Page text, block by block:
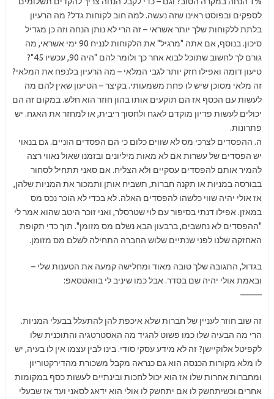
לספקים ובפוסט ראינו שזה נעשה. למה חוב לקוחות גדל? מה הרעיון
בלתת ללקוחות שלך יותר אשראי – זה הרי לא נותן הנחה וזה כן מגדיל
סיכון. בנוסף, אם אתה "מרגיל" את הלקוחות לנניח 90 ימי אשראי, מה
גורם לך לחשוב שתוכל לבוא אחר כך ולומר להם "היה 90, עכשיו 45"?
טיעון דומה ואפילו חזק יותר לגבי המלאי – מה הרעיון בלנפח את המלאי?
זה מלאי מסוכן שיש לו פחת משמעותי. בקיצר – הטיעון שאין להם מה
לעשות עם הכסף אז הם תוקעים אותו בהון חוזר הוא חלש. במקום זה הם
יכולים לעשות פדיון מוקדם לאגח ולחסוך ריבית, או למחזר את האגח. יש
פתרונות.
ה. ההפסדים לצרכי מס לא שווים כלום כי הם הפסדים הוניים. גם בנאוי
יש הפסדים של עשרות אם לא מאות מיליונים ובזמנו שאול נאווי רצה
להמיר אותם להפסדים עסקיים ולא הצליח. אם סאני תתחיל לסחור
בבורסה במניות או תקנה חברות, תשביח אותן ותמכור את המניות שלהן,
אז אולי יהיה שווי כלשהו להפסדים האלה. לא בכדי לא הוכר נכס מס
במאזן. אפילו דנתי בסיפור עם לוי שטרסלר, ואני זוכר היטב שהוא אמר לי
"ההפסדים לא נחשבים, ברבעון הבא נשלם מס מזומן". תוך כדי תקופת
האחזקה שלנו לפני שנתיים שלוש החברה התחילה לשלם מס מזומן.
בגדול, התגובה שלך טובה מאוד ומחלישה קמעה את הטענות שלי –
ובאמת אולי יהיה שם בסדר. אבל כמו שיניב לי בוואטסאפ:
——–
זה שוב חוזר לעניין של חברות שלא איכפת להן להתעלל בבעלי המניות.
הרי מה הבעיה שלו כמו פשוט להגיד מה האסטרטגיה והתוכנית שלו
לקפיטל אלוקיישן? זה לא מידע עסקי סודי. בינו לבין עצמו אין לו בעיה, יש
לו מלא מקורות הכנסה הוא גם כנראה מקבל משכורת מהדירקטוריון
ומחברות אחרות שלו אז הוא יכול לחכות ובינתיים לעשות כסף במקומות
אחרים וכשיתחשק לו אם יתחשק לו אולי הוא ידאג לסאני ועד אז שבעלי